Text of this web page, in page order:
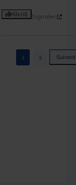
Utile(0) Signaler
1 2